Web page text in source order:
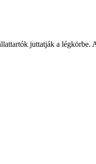
juttatják a